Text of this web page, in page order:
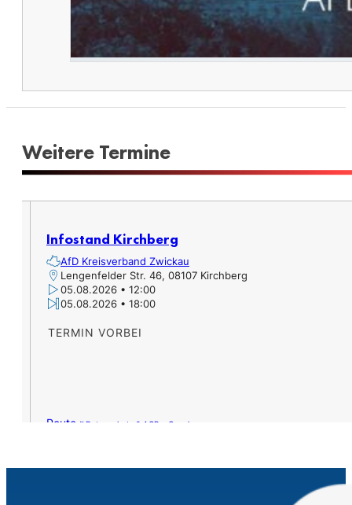
Weitere Termine​
Infostand Kirchberg
AfD Kreisverband Zwickau
Lengenfelder Str. 46, 08107 Kirchberg
05.08.2026 • 12:00
05.08.2026 • 18:00
TERMIN VORBEI
Route »Datenschutz & AGB – Google